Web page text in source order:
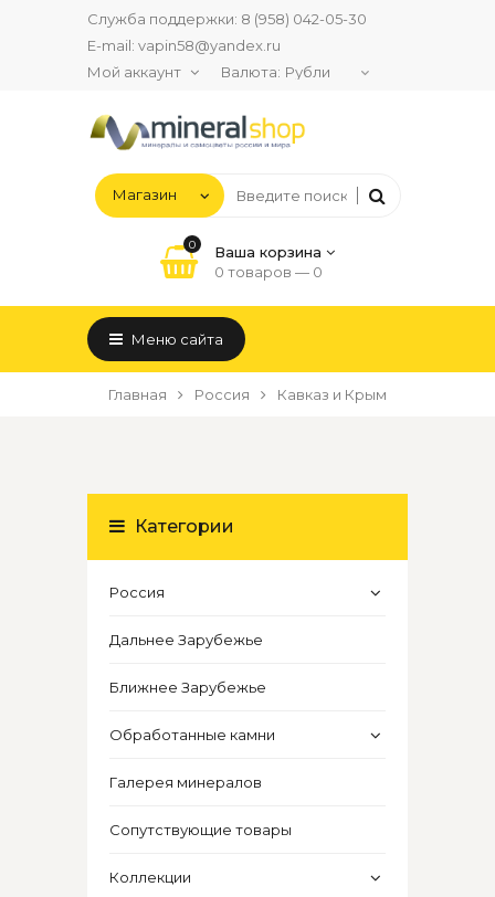
Служба поддержки: 8 (958) 042-05-30
E-mail: vapin58@yandex.ru
Мой аккаунт
Валюта:
0
Ваша корзина
0 товаров — 0
Меню сайта
Главная Россия Кавказ и Крым
Категории
Россия
Дальнее Зарубежье
Ближнее Зарубежье
Обработанные камни
Галерея минералов
Сопутствующие товары
Коллекции